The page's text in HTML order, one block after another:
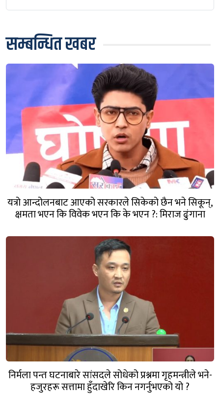
सम्बन्धित खबर
यत्रो आन्दोलनबाट आएको सरकारले सिकेको छैन भने सिकून्,
क्षमता भएन कि विवेक भएन कि के भएन ?: मिराज ढुंगाना
निर्मला पन्त घटनाबारे सांसदले सोधेको प्रश्नमा गृहमन्त्रीले भने-
हजुरहरू सत्तामा हुँदाखेरि किन नगर्नुभएको यो ?